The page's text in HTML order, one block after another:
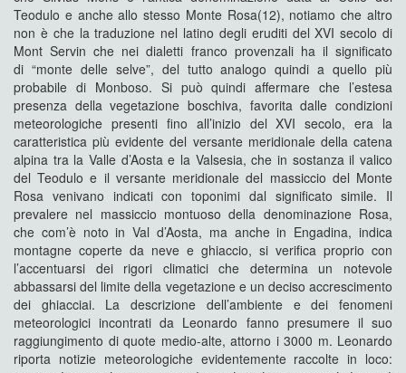
Teodulo e anche allo stesso Monte Rosa(12), notiamo che altro
non è che la traduzione nel latino degli eruditi del XVI secolo di
Mont Servin che nei dialetti franco provenzali ha il significato
di “monte delle selve”, del tutto analogo quindi a quello più
probabile di Monboso. Si può quindi affermare che l’estesa
presenza della vegetazione boschiva, favorita dalle condizioni
meteorologiche presenti fino all’inizio del XVI secolo, era la
caratteristica più evidente del versante meridionale della catena
alpina tra la Valle d’Aosta e la Valsesia, che in sostanza il valico
del Teodulo e il versante meridionale del massiccio del Monte
Rosa venivano indicati con toponimi dal significato simile. Il
prevalere nel massiccio montuoso della denominazione Rosa,
che com’è noto in Val d’Aosta, ma anche in Engadina, indica
montagne coperte da neve e ghiaccio, si verifica proprio con
l’accentuarsi dei rigori climatici che determina un notevole
abbassarsi del limite della vegetazione e un deciso accrescimento
dei ghiacciai. La descrizione dell’ambiente e dei fenomeni
meteorologici incontrati da Leonardo fanno presumere il suo
raggiungimento di quote medio-alte, attorno i 3000 m. Leonardo
riporta notizie meteorologiche evidentemente raccolte in loco: